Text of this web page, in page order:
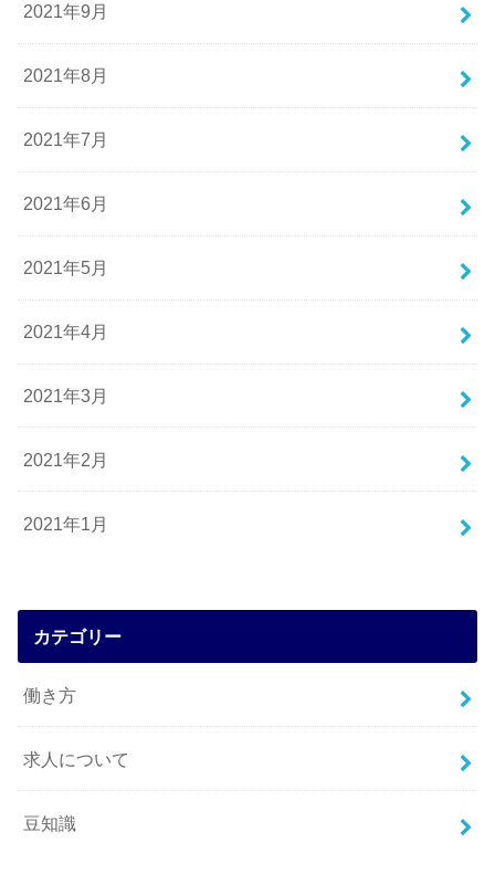
2021年9月
2021年8月
2021年7月
2021年6月
2021年5月
2021年4月
2021年3月
2021年2月
2021年1月
カテゴリー
働き方
求人について
豆知識